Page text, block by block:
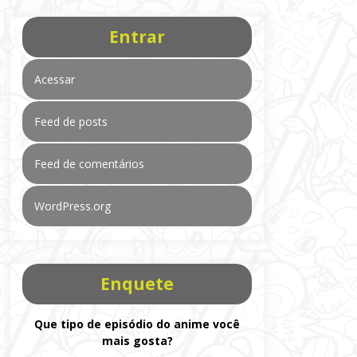
Entrar
Acessar
Feed de posts
Feed de comentários
WordPress.org
Enquete
Que tipo de episódio do anime você
mais gosta?